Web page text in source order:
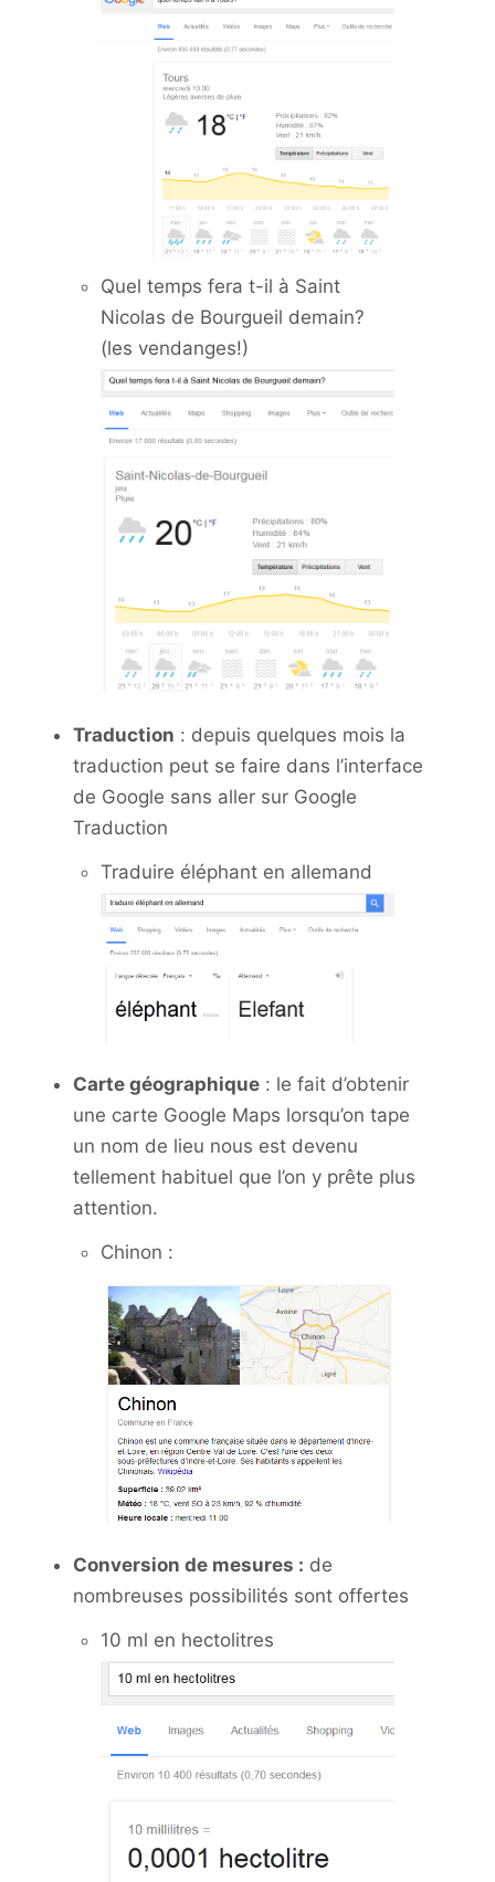
Quel temps fera t-il à Saint
Nicolas de Bourgueil demain?
(les vendanges!)
Traduction : depuis quelques mois la
traduction peut se faire dans l’interface
de Google sans aller sur Google
Traduction
Traduire éléphant en allemand
Carte géographique: le fait d’obtenir
une carte Google Maps lorsqu’on tape
un nom de lieu nous est devenu
tellement habituel que l’on y prête plus
attention.
Chinon :
Conversion de mesures : de
nombreuses possibilités sont offertes
10 ml en hectolitres